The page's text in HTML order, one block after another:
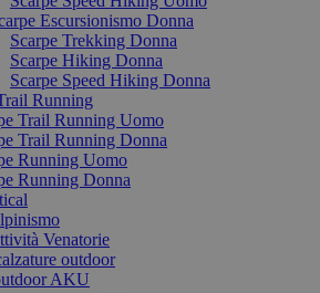
Escursionismo Donna
Scarpe Trekking Donna
Scarpe Hiking Donna
Scarpe Speed Hiking Donna
Running
Trail Running Uomo
Trail Running Donna
Running Uomo
Running Donna
Venatorie
outdoor
AKU